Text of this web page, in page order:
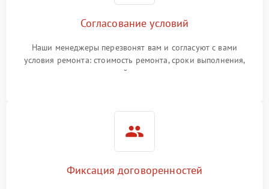
Согласование условий
Наши менеджеры перезвонят вам и согласуют с вами
условия ремонта: стоимость ремонта, сроки выполнения,
гарантийные условия
Фиксация договоренностей